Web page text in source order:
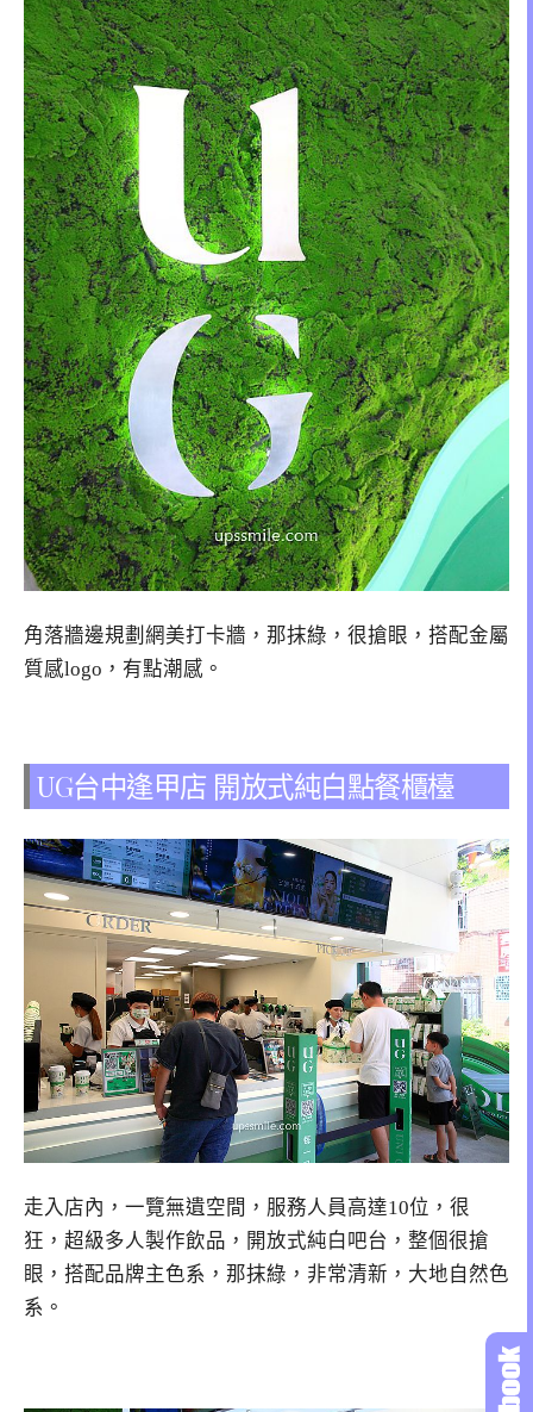
角落牆邊規劃網美打卡牆，那抹綠，很搶眼，搭配金屬
質感logo，有點潮感。
UG台中逢甲店 開放式純白點餐櫃檯
走入店內，一覽無遺空間，服務人員高達10位，很
狂，超級多人製作飲品，開放式純白吧台，整個很搶
眼，搭配品牌主色系，那抹綠，非常清新，大地自然色
系。